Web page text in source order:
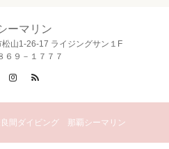
ーマリン
山1-26-17 ライジングサン１F
６９－１７７７
FacebookInstagram
間ダイビング 那覇シーマリン